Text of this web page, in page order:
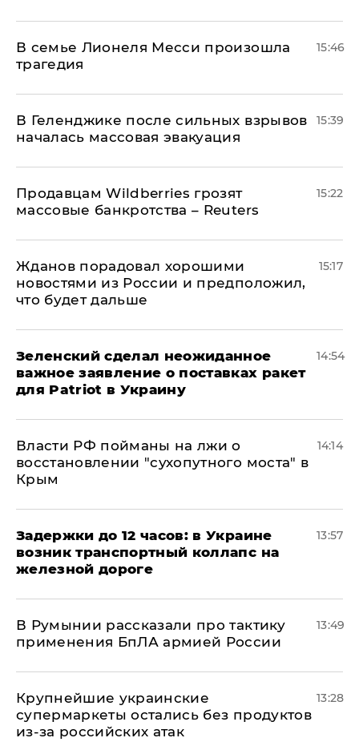
В семье Лионеля Месси произошла
трагедия
15:46
В Геленджике после сильных взрывов
началась массовая эвакуация
15:39
Продавцам Wildberries грозят
массовые банкротства – Reuters
15:22
Жданов порадовал хорошими
новостями из России и предположил,
что будет дальше
15:17
Зеленский сделал неожиданное
важное заявление о поставках ракет
для Patriot в Украину
14:54
Власти РФ пойманы на лжи о
восстановлении "сухопутного моста" в
Крым
14:14
Задержки до 12 часов: в Украине
возник транспортный коллапс на
железной дороге
13:57
В Румынии рассказали про тактику
применения БпЛА армией России
13:49
Крупнейшие украинские
супермаркеты остались без продуктов
из-за российских атак
13:28